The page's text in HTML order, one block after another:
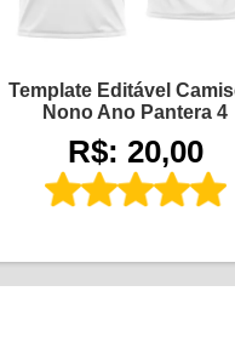
Template Editável
Nono Ano Pantera 4
R$: 20,00